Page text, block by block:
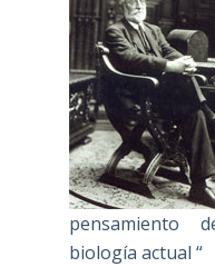
pensamiento
biología actual “